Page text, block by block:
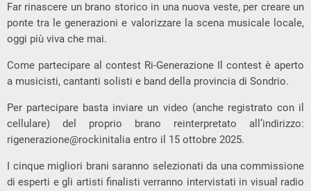
Far rinascere un brano storico in una nuova veste, per creare un
ponte tra le generazioni e valorizzare la scena musicale locale,
oggi più viva che mai.
Come partecipare al contest Ri-Generazione Il contest è aperto
a musicisti, cantanti solisti e band della provincia di Sondrio.
Per partecipare basta inviare un video (anche registrato con il
cellulare) del proprio brano reinterpretato all’indirizzo:
rigenerazione@rockinitalia entro il 15 ottobre 2025.
I cinque migliori brani saranno selezionati da una commissione
di esperti e gli artisti finalisti verranno intervistati in visual radio